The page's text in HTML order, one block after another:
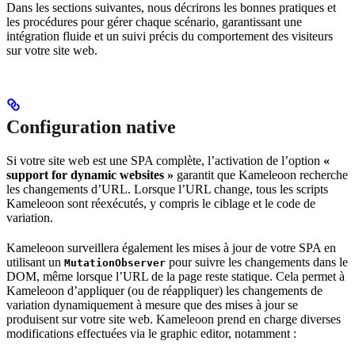
Dans les sections suivantes, nous décrirons les bonnes pratiques et
les procédures pour gérer chaque scénario, garantissant une
intégration fluide et un suivi précis du comportement des visiteurs
sur votre site web.
Configuration native
Si votre site web est une SPA complète, l’activation de l’option «
support for dynamic websites » garantit que Kameleoon recherche
les changements d’URL. Lorsque l’URL change, tous les scripts
Kameleoon sont réexécutés, y compris le ciblage et le code de
variation.
Kameleoon surveillera également les mises à jour de votre SPA en
utilisant un MutationObserver pour suivre les changements dans le
DOM, même lorsque l’URL de la page reste statique. Cela permet à
Kameleoon d’appliquer (ou de réappliquer) les changements de
variation dynamiquement à mesure que des mises à jour se
produisent sur votre site web. Kameleoon prend en charge diverses
modifications effectuées via le graphic editor, notamment :